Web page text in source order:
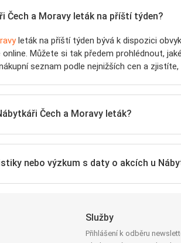
Čech a Moravy leták na příští týden?
leták na příští týden bývá k dispozici
online. Můžete si tak předem prohlédnout,
seznam podle nejnižších cen a
Čech a Moravy leták?
nebo výzkum s daty o akcích u
Služby
Přihlášení k odběru